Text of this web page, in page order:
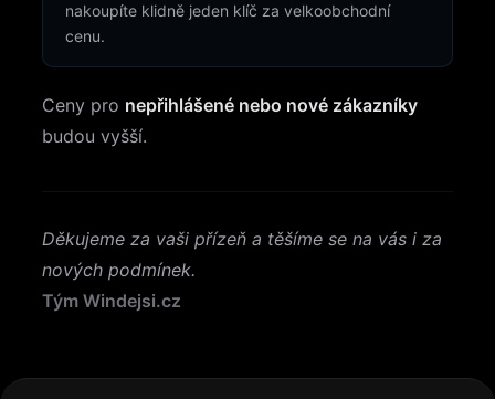
nakoupíte klidně jeden klíč za velkoobchodní
cenu.
Ceny pro nepřihlášené nebo nové zákazníky
budou vyšší.
Děkujeme za vaši přízeň a těšíme se na vás i za
nových podmínek.
Tým Windejsi.cz